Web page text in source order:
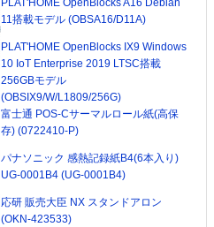
PLAT'HOME OpenBlocks A16 Debian
11搭載モデル (OBSA16/D11A)
PLAT'HOME OpenBlocks IX9 Windows
10 IoT Enterprise 2019 LTSC搭載
256GBモデル
(OBSIX9/W/L1809/256G)
富士通 POS-Cサーマルロール紙(高保
存) (0722410-P)
パナソニック 感熱記録紙B4(6本入り)
UG-0001B4 (UG-0001B4)
応研 販売大臣 NX スタンドアロン
(OKN-423533)